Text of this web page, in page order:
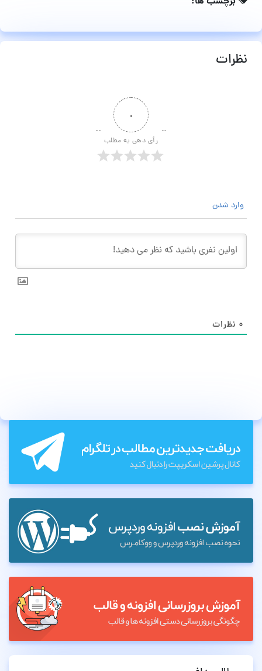
نظرات
۰
رأی دهی به مطلب
وارد شدن
۰ نظرات